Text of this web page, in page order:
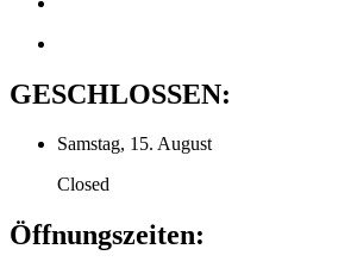
GESCHLOSSEN:
Samstag, 15. August
Closed
Öffnungszeiten: